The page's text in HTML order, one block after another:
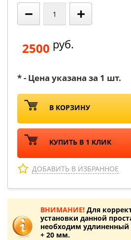
− +
2500 руб.
* - Цена указана за 1 шт.
В КОРЗИНУ
КУПИТЬ В 1 КЛИК
ДОБАВИТЬ В ИЗБРАННОЕ
ВНИМАНИЕ! Для
установки данной
необходим удлиненный
+ 20 мм.